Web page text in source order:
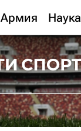
Армия Наука